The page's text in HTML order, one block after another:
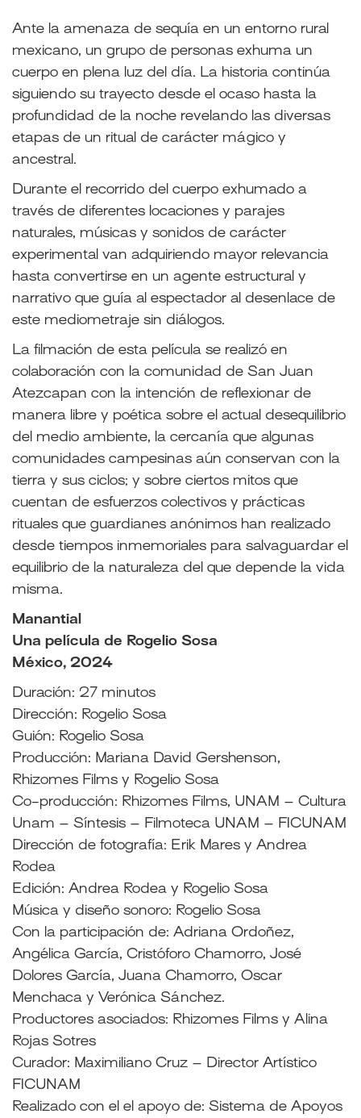
Ante la amenaza de sequía en un entorno rural
mexicano, un grupo de personas exhuma un
cuerpo en plena luz del día. La historia continúa
siguiendo su trayecto desde el ocaso hasta la
profundidad de la noche revelando las diversas
etapas de un ritual de carácter mágico y
ancestral.
Durante el recorrido del cuerpo exhumado a
través de diferentes locaciones y parajes
naturales, músicas y sonidos de carácter
experimental van adquiriendo mayor relevancia
hasta convertirse en un agente estructural y
narrativo que guía al espectador al desenlace de
este mediometraje sin diálogos.
La filmación de esta película se realizó en
colaboración con la comunidad de San Juan
Atezcapan con la intención de reflexionar de
manera libre y poética sobre el actual desequilibrio
del medio ambiente, la cercanía que algunas
comunidades campesinas aún conservan con la
tierra y sus ciclos; y sobre ciertos mitos que
cuentan de esfuerzos colectivos y prácticas
rituales que guardianes anónimos han realizado
desde tiempos inmemoriales para salvaguardar el
equilibrio de la naturaleza del que depende la vida
misma.
Manantial
Una película de Rogelio Sosa
México, 2024
Duración: 27 minutos
Dirección: Rogelio Sosa
Guión: Rogelio Sosa
Producción: Mariana David Gershenson,
Rhizomes Films y Rogelio Sosa
Co-producción: Rhizomes Films, UNAM – Cultura
Unam – Síntesis – Filmoteca UNAM – FICUNAM
Dirección de fotografía: Erik Mares y Andrea
Rodea
Edición: Andrea Rodea y Rogelio Sosa
Música y diseño sonoro: Rogelio Sosa
Con la participación de: Adriana Ordoñez,
Angélica García, Cristóforo Chamorro, José
Dolores García, Juana Chamorro, Oscar
Menchaca y Verónica Sánchez.
Productores asociados: Rhizomes Films y Alina
Rojas Sotres
Curador: Maximiliano Cruz – Director Artístico
FICUNAM
Realizado con el el apoyo de: Sistema de Apoyos